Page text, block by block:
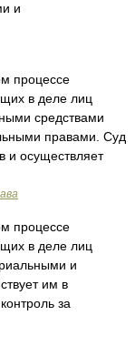
и
процессе
в деле лиц
средствами
правами. Суд
и осуществляет
процессе
в деле лиц
и
им в
за